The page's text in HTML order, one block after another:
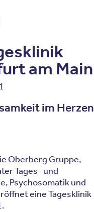
zeigen/verstecken
am Main
im Herzen
Oberberg Gruppe,
Tages- und
Psychosomatik und
eine Tagesklinik